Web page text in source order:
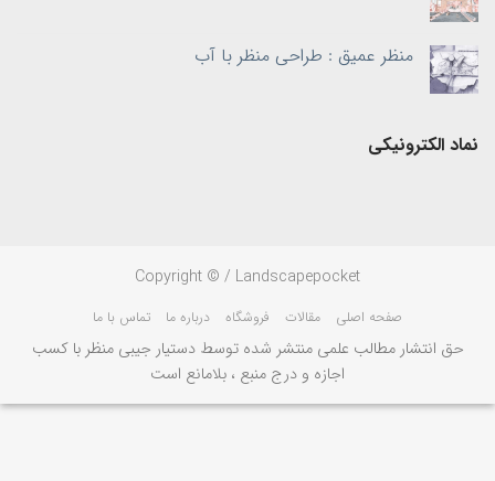
منظر عمیق : طراحی منظر با آب
نماد الکترونیکی
Copyright © / Landscapepocket
صفحه اصلی مقالات فروشگاه درباره ما تماس با ما
حق انتشار مطالب علمی منتشر شده توسط دستیار جیبی منظر با کسب
اجازه و درج منبع ، بلامانع است